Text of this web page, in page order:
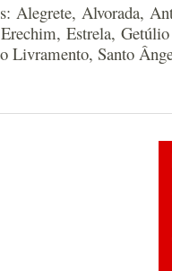
Alegrete, Alvorada,
Estrela,
Livramento, Santo